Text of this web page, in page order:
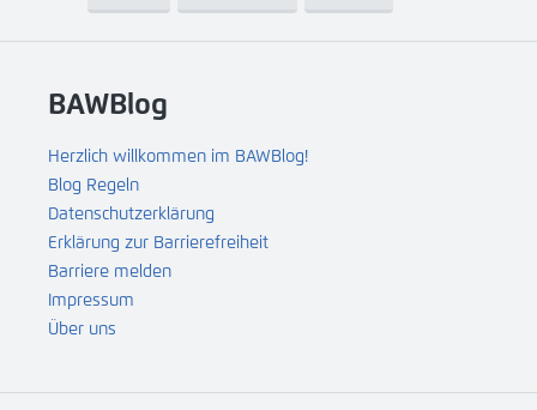
BAWBlog
Herzlich willkommen im BAWBlog!
Blog Regeln
Datenschutzerklärung
Erklärung zur Barrierefreiheit
Barriere melden
Impressum
Über uns